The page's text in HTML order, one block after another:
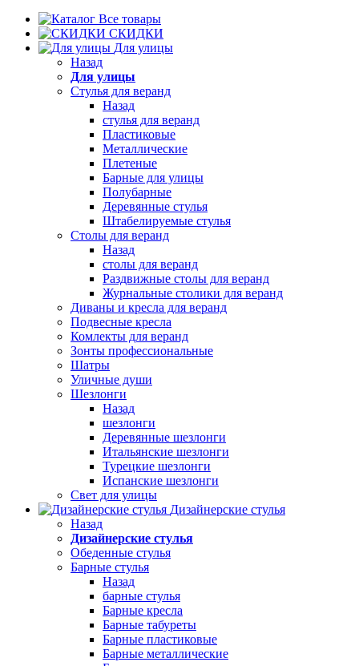
Все товары
СКИДКИ
Для улицы
Назад
Для улицы
Стулья для веранд
Назад
стулья для веранд
Пластиковые
Металлические
Плетеные
Барные для улицы
Полубарные
Деревянные стулья
Штабелируемые стулья
Столы для веранд
Назад
столы для веранд
Раздвижные столы для веранд
Журнальные столики для веранд
Диваны и кресла для веранд
Подвесные кресла
Комлекты для веранд
Зонты профессиональные
Шатры
Уличные души
Шезлонги
Назад
шезлонги
Деревянные шезлонги
Итальянские шезлонги
Турецкие шезлонги
Испанские шезлонги
Свет для улицы
Дизайнерские стулья
Назад
Дизайнерские стулья
Обеденные стулья
Барные стулья
Назад
барные стулья
Барные кресла
Барные табуреты
Барные пластиковые
Барные металлические